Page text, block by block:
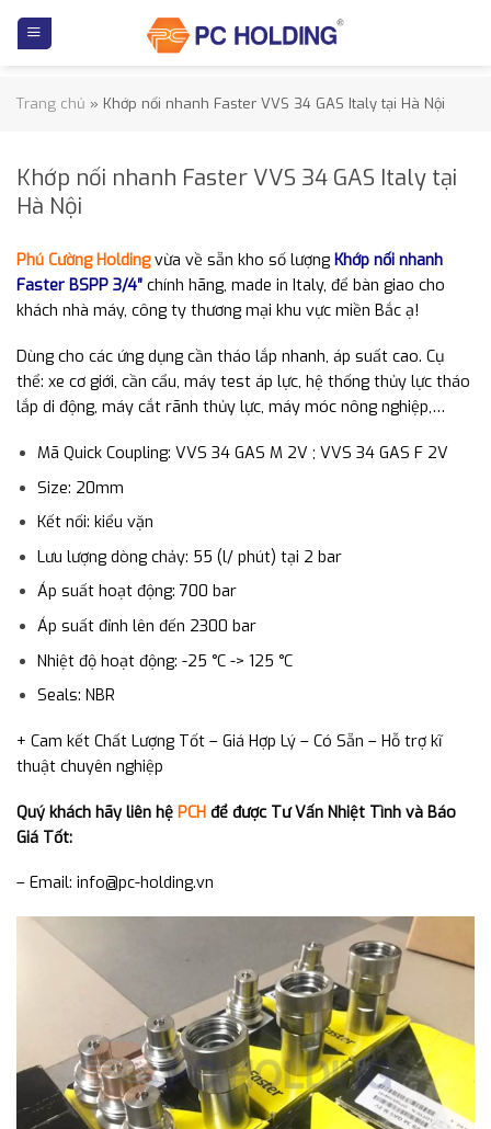
Trang chủ » Khớp nối nhanh Faster VVS 34 GAS Italy tại Hà Nội
Khớp nối nhanh Faster VVS 34 GAS Italy tại
Hà Nội
Phú Cường Holdingvừa về sẵn kho số lượng Khớp nối nhanh
Faster BSPP 3/4″ chính hãng, made in Italy, để bàn giao cho
khách nhà máy, công ty thương mại khu vực miền Bắc ạ!
Dùng cho các ứng dụng cần tháo lắp nhanh, áp suất cao. Cụ
thể: xe cơ giới, cần cẩu, máy test áp lực, hệ thống thủy lực tháo
lắp di động, máy cắt rãnh thủy lực, máy móc nông nghiệp,…
Mã Quick Coupling: VVS 34 GAS M 2V ; VVS 34 GAS F 2V
Size: 20mm
Kết nối: kiểu vặn
Lưu lượng dòng chảy: 55 (l/ phút) tại 2 bar
Áp suất hoạt động: 700 bar
Áp suất đỉnh lên đến 2300 bar
Nhiệt độ hoạt động: -25 °C -> 125 °C
Seals: NBR
+ Cam kết Chất Lượng Tốt – Giá Hợp Lý – Có Sẵn – Hỗ trợ kĩ
thuật chuyên nghiệp
Quý khách hãy liên hệ PCH để được Tư Vấn Nhiệt Tình và Báo
Giá Tốt:
– Email: info@pc-holding.vn